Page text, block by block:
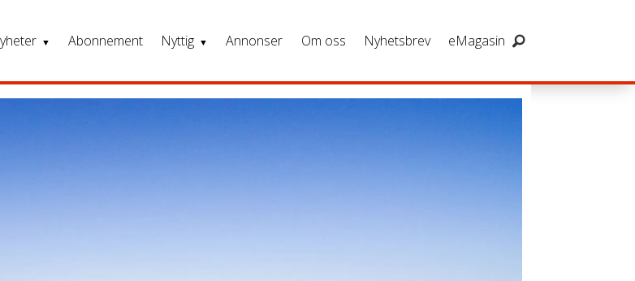
Abonnement Nyttig Annonser Om oss Nyhetsbrev eMagasin